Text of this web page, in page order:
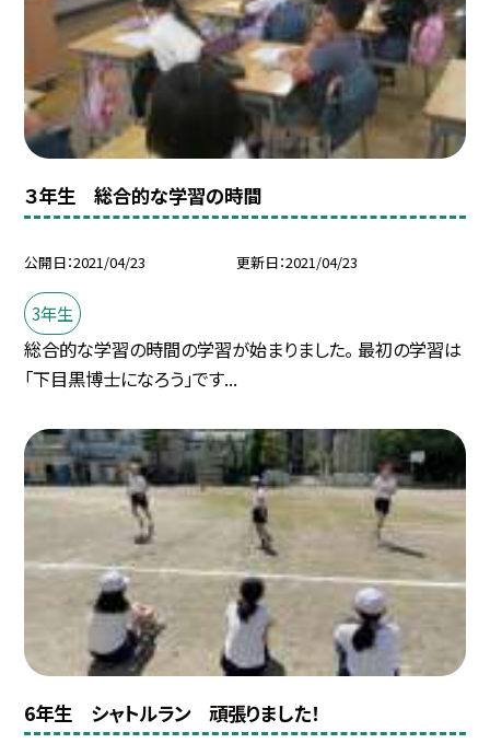
３年生 総合的な学習の時間
公開日 2021/04/23 更新日 2021/04/23
3年生
総合的な学習の時間の学習が始まりました。 最初の学習は
「下目黒博士になろう」です...
6年生 シャトルラン 頑張りました！